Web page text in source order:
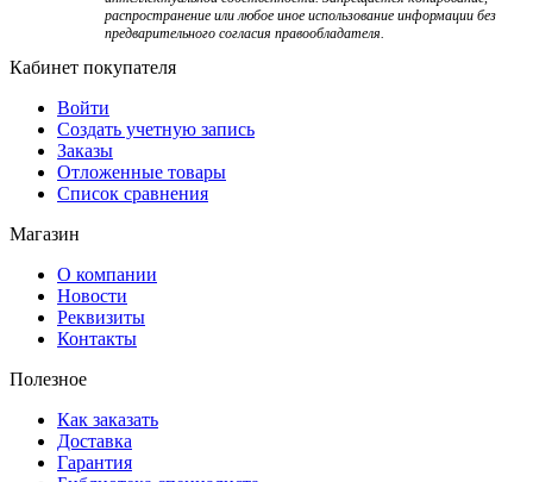
распространение или любое иное использование информации без
предварительного согласия правообладателя.
Кабинет покупателя
Войти
Создать учетную запись
Заказы
Отложенные товары
Список сравнения
Магазин
О компании
Новости
Реквизиты
Контакты
Полезное
Как заказать
Доставка
Гарантия